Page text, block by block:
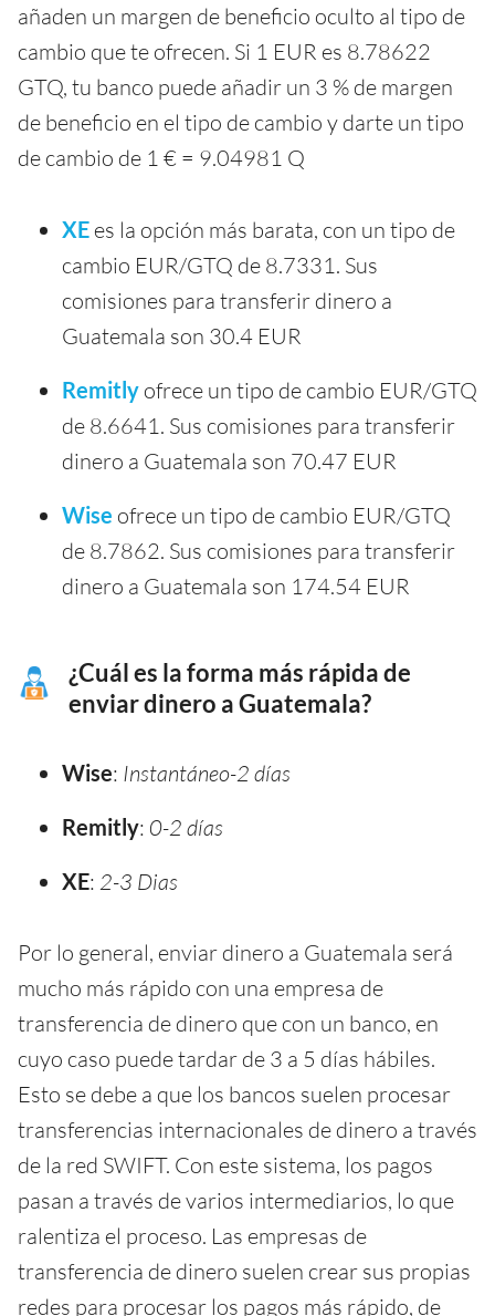
añaden un margen de beneficio oculto al tipo de
cambio que te ofrecen. Si 1 EUR es 8.78622
GTQ, tu banco puede añadir un 3 % de margen
de beneficio en el tipo de cambio y darte un tipo
de cambio de 1 € = 9.04981 Q
XE es la opción más barata, con un tipo de
cambio EUR/GTQ de 8.7331. Sus
comisiones para transferir dinero a
Guatemala son 30.4 EUR
Remitly ofrece un tipo de cambio EUR/GTQ
de 8.6641. Sus comisiones para transferir
dinero a Guatemala son 70.47 EUR
Wise ofrece un tipo de cambio EUR/GTQ
de 8.7862. Sus comisiones para transferir
dinero a Guatemala son 174.54 EUR
¿Cuál es la forma más rápida de
enviar dinero a Guatemala?
Wise: Instantáneo-2 días
Remitly: 0-2 días
XE: 2-3 Dias
Por lo general, enviar dinero a Guatemala será
mucho más rápido con una empresa de
transferencia de dinero que con un banco, en
cuyo caso puede tardar de 3 a 5 días hábiles.
Esto se debe a que los bancos suelen procesar
transferencias internacionales de dinero a través
de la red SWIFT. Con este sistema, los pagos
pasan a través de varios intermediarios, lo que
ralentiza el proceso. Las empresas de
transferencia de dinero suelen crear sus propias
redes para procesar los pagos más rápido, de